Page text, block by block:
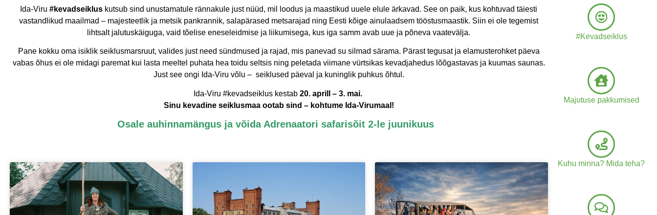
Ida-Viru#kevadseiklus kutsub sind unustamatule rännakule just nüüd, mil loodus ja maastikud uuele elule ärkavad. See on paik, kus kohtuvad täiesti
vastandlikud maailmad – majesteetlik ja metsik pankrannik, salapärased metsarajad ning Eesti kõige ainulaadsem tööstusmaastik. Siin ei ole tegemist
lihtsalt jalutuskäiguga, vaid tõelise eneseleidmise ja liikumisega, kus iga samm avab uue ja põneva vaatevälja.
Pane kokku oma isiklik seiklusmarsruut, valides just need sündmused ja rajad, mis panevad su silmad särama. Pärast tegusat ja elamusterohket päeva
vabas õhus ei ole midagi paremat kui lasta meeltel puhata hea toidu seltsis ning peletada viimane vürtsikas kevadjahedus lõõgastavas ja kuumas saunas.
Just see ongi Ida-Viru võlu – seiklused päeval ja kuninglik puhkus õhtul.
Ida-Viru #kevadseiklus kestab 20. aprill – 3. mai.
Sinu kevadine seiklusmaa ootab sind – kohtume Ida-Virumaal!
Osale auhinnamängus ja võida Adrenaatori safarisõit 2-le juunikuus
#Kevadseiklus
Majutuse pakkumised
Kuhu minna? Mida teha?